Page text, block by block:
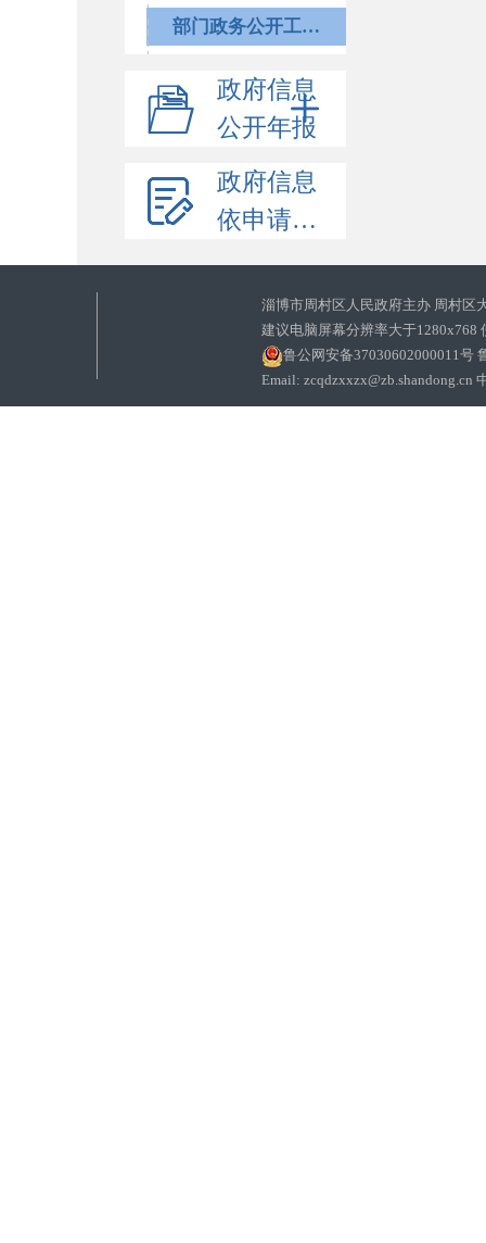
部门政务公开工作推进
政府信息
公开年报
政府信息
依申请公开
淄博市周村区人民政府主办 周村区
建议电脑屏幕分辨率大于1280x768
鲁公网安备37030602000011号
Email: zcqdzxxzx@zb.shandong.cn